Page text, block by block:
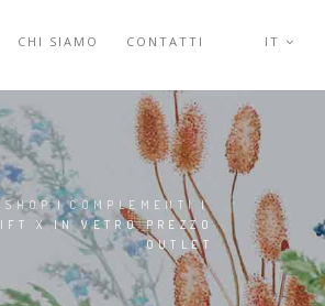
IT
CHI SIAMO CONTATTI
SHOP | COMPLEMENTI
|
X IN VETRO PREZZO
OUTLET